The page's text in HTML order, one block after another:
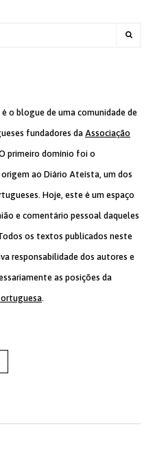
é o blogue de uma comunidade de
fundadores da Associação
primeiro domínio foi o
ao Diário Ateísta, um dos
Hoje, este é um espaço
e comentário pessoal daqueles
os textos publicados neste
responsabilidade dos autores e
as posições da
.